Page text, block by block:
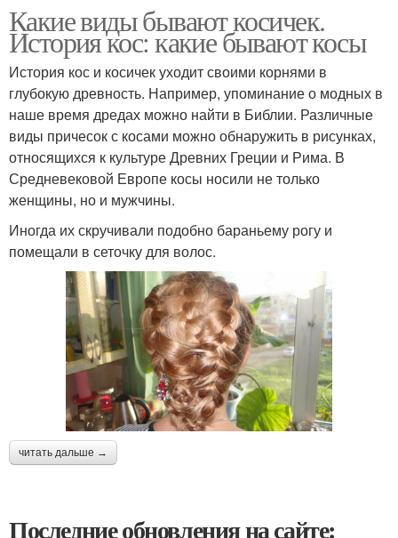
Какие виды бывают косичек.
История кос: какие бывают косы
История кос и косичек уходит своими корнями в
глубокую древность. Например, упоминание о модных в
наше время дредах можно найти в Библии. Различные
виды причесок с косами можно обнаружить в рисунках,
относящихся к культуре Древних Греции и Рима. В
Средневековой Европе косы носили не только
женщины, но и мужчины.
Иногда их скручивали подобно бараньему рогу и
помещали в сеточку для волос.
читать дальше →
Последние обновления на сайте: